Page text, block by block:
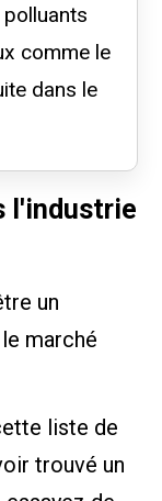
comme le
dans le
l'industrie
un
marché
liste de
trouvé un